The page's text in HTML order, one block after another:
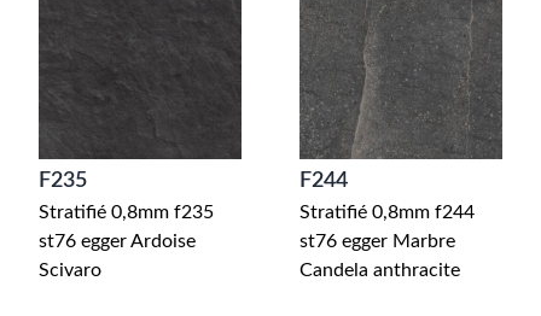
F235
Stratifié 0,8mm f235
st76 egger Ardoise
Scivaro
F244
Stratifié 0,8mm f244
st76 egger Marbre
Candela anthracite